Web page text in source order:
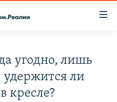
угодно, лишь
удержится ли
кресле?